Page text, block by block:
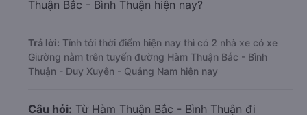
Thuận Bắc - Bình Thuận hiện nay?
Trả lời: Tính tới thời điểm hiện nay thì có 2 nhà xe có xe
Giường nằm trên tuyến đường Hàm Thuận Bắc - Bình
Thuận - Duy Xuyên - Quảng Nam hiện nay
Câu hỏi: Từ Hàm Thuận Bắc - Bình Thuận đi